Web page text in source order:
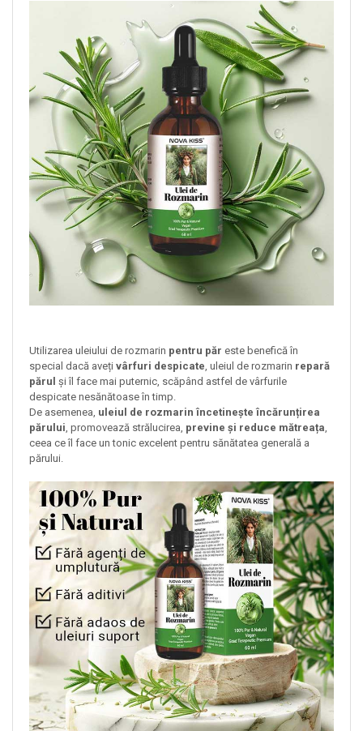
Utilizarea uleiului de rozmarin pentru păr este benefică în
special dacă aveți vârfuri despicate , uleiul de rozmarin repară
părul și îl face mai puternic, scăpând astfel de vârfurile
despicate nesănătoase în timp.
De asemenea, uleiul de rozmarin încetinește încărunțirea
părului , promovează strălucirea, previne și reduce mătreața
ceea ce îl face un tonic excelent pentru sănătatea generală a
părului.